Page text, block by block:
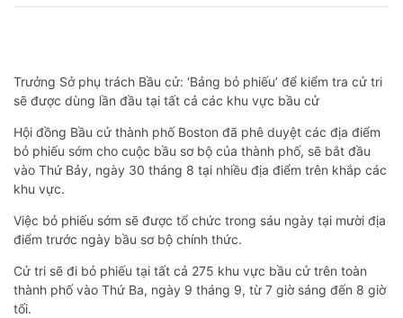
Trưởng Sở phụ trách Bầu cử: ‘Bảng bỏ phiếu’ để kiểm tra cử tri
sẽ được dùng lần đầu tại tất cả các khu vực bầu cử
Hội đồng Bầu cử thành phố Boston đã phê duyệt các địa điểm
bỏ phiếu sớm cho cuộc bầu sơ bộ của thành phố, sẽ bắt đầu
vào Thứ Bảy, ngày 30 tháng 8 tại nhiều địa điểm trên khắp các
khu vực.
Việc bỏ phiếu sớm sẽ được tổ chức trong sáu ngày tại mười địa
điểm trước ngày bầu sơ bộ chính thức.
Cử tri sẽ đi bỏ phiếu tại tất cả 275 khu vực bầu cử trên toàn
thành phố vào Thứ Ba, ngày 9 tháng 9, từ 7 giờ sáng đến 8 giờ
tối.